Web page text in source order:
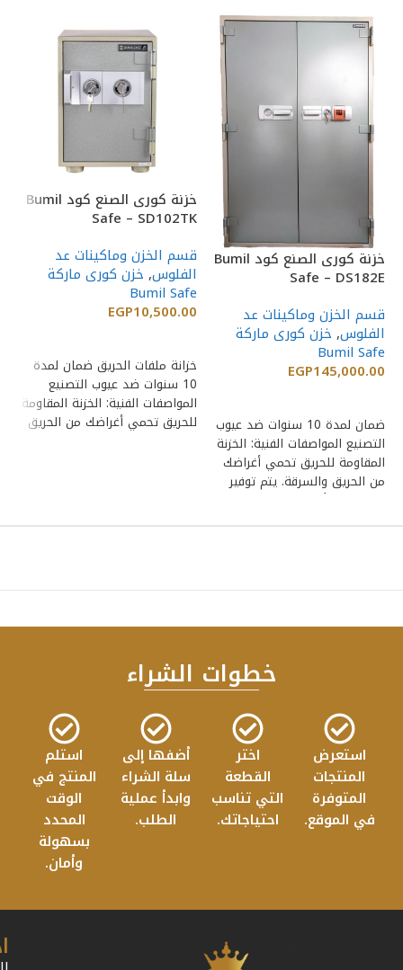
خزنة كورى الصنع كود Bumil
Safe – DS182E
قسم الخزن وماكينات عد
الفلوس, خزن كورى ماركة
Bumil Safe
EGP145,000.00
ضمان لمدة 10 سنوات ضد عيوب
التصنيع المواصفات الفنية: الخزنة
المقاومة للحريق تحمي أغراضك
من الحريق والسرقة. يتم توفير
تصميمات وأحجام
خزنة كورى الصنع كود Bumil
Safe – SD102TK
قسم الخزن وماكينات عد
الفلوس, خزن كورى ماركة
Bumil Safe
EGP10,500.00
خزانة ملفات الحريق ضمان لمدة
10 سنوات ضد عيوب التصنيع
المواصفات الفنية: الخزنة المقاومة
للحريق تحمي أغراضك من الحريق
خطوات الشراء
استعرض
المنتجات
المتوفرة
في الموقع.
اختر
القطعة
التي تناسب
احتياجاتك.
أضفها إلى
سلة الشراء
وابدأ عملية
الطلب.
استلم
المنتج في
الوقت
المحدد
بسهولة
وأمان.